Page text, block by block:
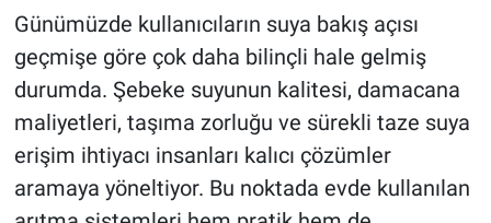
Günümüzde kullanıcıların suya bakış açısı
geçmişe göre çok daha bilinçli hale gelmiş
durumda. Şebeke suyunun kalitesi, damacana
maliyetleri, taşıma zorluğu ve sürekli taze suya
erişim ihtiyacı insanları kalıcı çözümler
aramaya yöneltiyor. Bu noktada evde kullanılan